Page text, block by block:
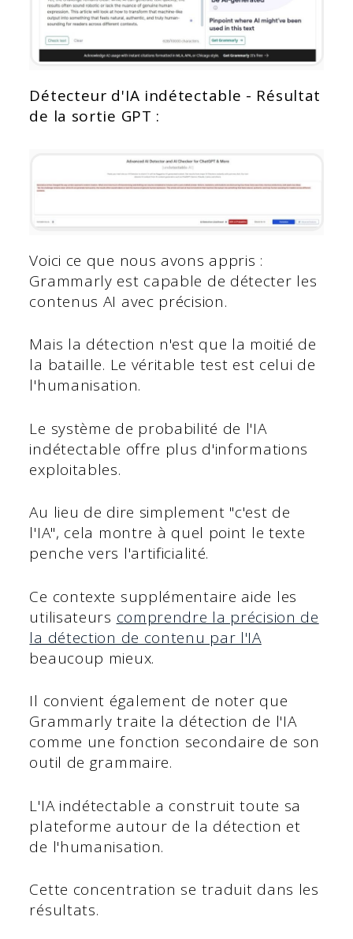
Détecteur d'IA indétectable - Résultat
de la sortie GPT :
Voici ce que nous avons appris :
Grammarly est capable de détecter les
contenus AI avec précision.
Mais la détection n'est que la moitié de
la bataille. Le véritable test est celui de
l'humanisation.
Le système de probabilité de l'IA
indétectable offre plus d'informations
exploitables.
Au lieu de dire simplement "c'est de
l'IA", cela montre à quel point le texte
penche vers l'artificialité.
Ce contexte supplémentaire aide les
utilisateurs comprendre la précision de
la détection de contenu par l'IA
beaucoup mieux.
Il convient également de noter que
Grammarly traite la détection de l'IA
comme une fonction secondaire de son
outil de grammaire.
L'IA indétectable a construit toute sa
plateforme autour de la détection et
de l'humanisation.
Cette concentration se traduit dans les
résultats.